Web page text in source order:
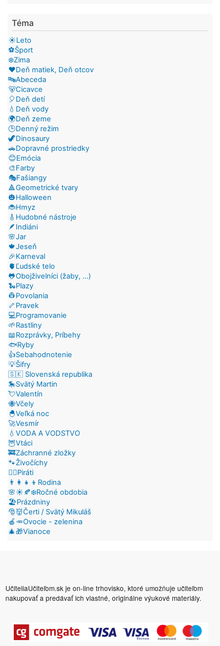
Téma
☀️Leto
⚽Šport
❄️Zima
❤️Deň matiek, Deň otcov
🔤Abeceda
🐻Cicavce
🎈Deň detí
💧Deň vody
🌍Deň zeme
🕒Denný režim
🦖Dinosaury
🚗Dopravné prostriedky
😊Emócia
🎨Farby
🎭Fašiangy
🔺Geometrické tvary
🎃Halloween
🐞Hmyz
🎸Hudobné nástroje
🪶Indiáni
🌸Jar
🍁Jeseň
🎉Karneval
🫀Ľudské telo
🐸Obojživelníci (žaby, ...)
🐍Plazy
👷Povolania
🦴Pravek
💻Programovanie
🌱Rastliny
📖Rozprávky, Príbehy
🐟Ryby
👍Sebahodnotenie
💡Šifry
🇸🇰 Slovenská republika
🎠Svätý Martin
💘Valentín
🐝Včely
🐣Veľká noc
🚀Vesmír
💧VODA A VODSTVO
🦉Vtáci
🚒Záchranné zložky
🐾Živočíchy
🏴‍☠️Piráti
👨‍👩‍👧‍👦Rodina
🌸☀️🍂❄️Ročné obdobia
🏖️Prázdniny
🎅👹Čerti / Svätý Mikuláš
🍎🥕Ovocie - zelenina
🎄🎁Vianoce
UčiteliaUčiteľom.sk je on-line trhovisko, ktoré umožňuje učiteľom
nakupovať a predávať ich vlastné, originálne výukové materiály.